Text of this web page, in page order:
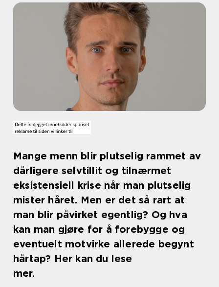
Mange menn blir plutselig rammet av
dårligere selvtillit og tilnærmet
eksistensiell krise når man plutselig
mister håret. Men er det så rart at
man blir påvirket egentlig? Og hva
kan man gjøre for å forebygge og
eventuelt motvirke allerede begynt
hårtap? Her kan du lese
mer.